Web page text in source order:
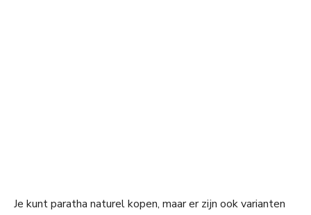
Je kunt paratha naturel kopen, maar er zijn ook varianten